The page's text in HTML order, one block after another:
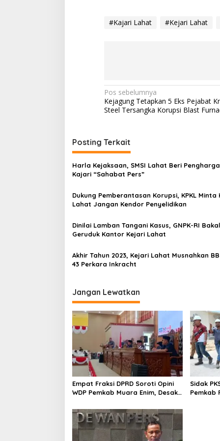
#Kajari Lahat #Kejari Lahat
N
a
i
g
a
s
i
p
o
s
Pos sebelumnya
Kejagung Tetapkan 5 Eks Pejabat
Steel Tersangka Korupsi Blast
Posting Terkait
Harla Kejaksaan, SMSI Lahat Beri
Kajari “Sahabat Pers”
Dukung Pemberantasan Korupsi, KPKL Minta
Lahat Jangan Kendor Penyelidikan
Dinilai Lamban Tangani Kasus, GNPK-RI Bakal
Geruduk Kantor Kejari Lahat
Akhir Tahun 2023, Kejari Lahat Musnahkan
43 Perkara Inkracht
Jangan Lewatkan
Empat Fraksi DPRD Soroti Opini
WDP Pemkab Muara Enim, Desak
Sidak
Pemkab